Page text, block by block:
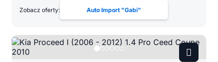
Zobacz oferty: Auto Import "Gabi"